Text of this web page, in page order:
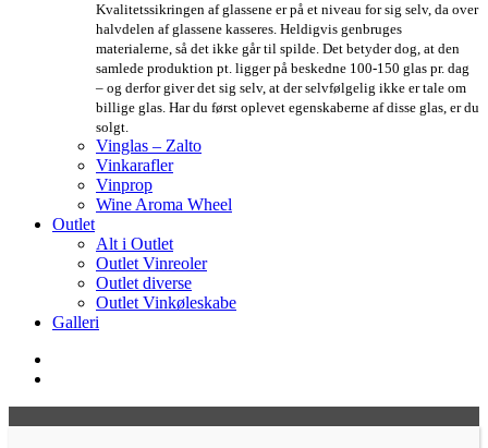
Kvalitetssikringen af glassene er på et niveau for sig selv, da over
halvdelen af glassene kasseres. Heldigvis genbruges
materialerne, så det ikke går til spilde. Det betyder dog, at den
samlede produktion pt. ligger på beskedne 100-150 glas pr. dag
– og derfor giver det sig selv, at der selvfølgelig ikke er tale om
billige glas. Har du først oplevet egenskaberne af disse glas, er du
solgt.
Vinglas – Zalto
Vinkarafler
Vinprop
Wine Aroma Wheel
Outlet
Alt i Outlet
Outlet Vinreoler
Outlet diverse
Outlet Vinkøleskabe
Galleri